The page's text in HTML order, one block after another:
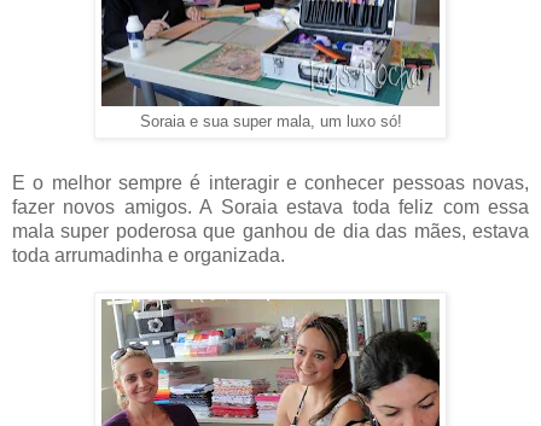
Soraia e sua super mala, um luxo só!
E o melhor sempre é interagir e conhecer pessoas novas,
fazer novos amigos. A Soraia estava toda feliz com essa
mala super poderosa que ganhou de dia das mães, estava
toda arrumadinha e organizada.